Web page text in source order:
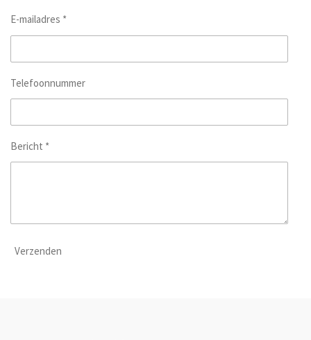
E-mailadres *
Telefoonnummer
Bericht *
Verzenden